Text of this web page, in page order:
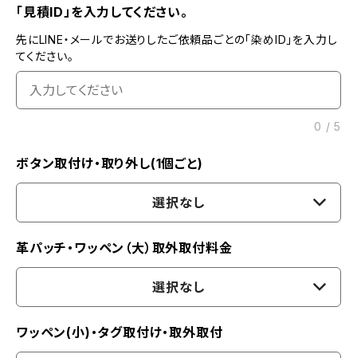
「見積ID」を入力してください。
先にLINE・メールでお送りしたご依頼品ごとの「染めID」を入力し
てください。
0 /5
ボタン取付け・取り外し(1個ごと)
選択なし
革パッチ・ワッペン（大）取外取付料金
選択なし
ワッペン(小)・タグ取付け・取外取付